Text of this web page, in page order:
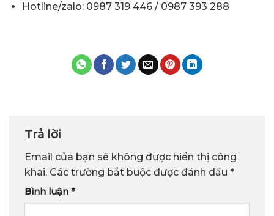
Hotline/zalo: 0987 319 446 / 0987 393 288
Trả lời
Email của bạn sẽ không được hiển thị công
khai. Các trường bắt buộc được đánh dấu *
Bình luận *